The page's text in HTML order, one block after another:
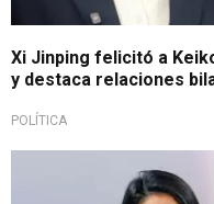
Xi Jinping felicitó a
y destaca relaciones
POLÍTICA
Arranca la transición